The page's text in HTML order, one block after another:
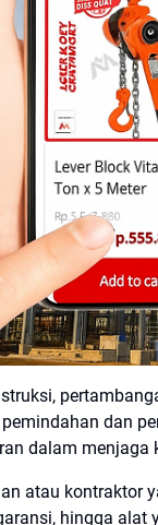
dan
dalam menjaga
atau kontraktor
hingga